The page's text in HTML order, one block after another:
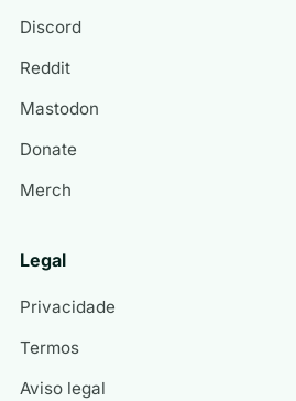
Discord
Reddit
Mastodon
Donate
Merch
Legal
Privacidade
Termos
Aviso legal